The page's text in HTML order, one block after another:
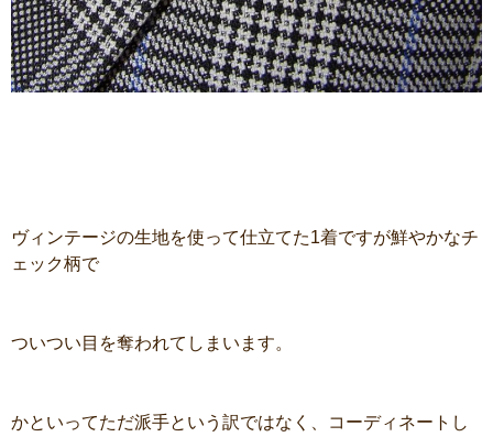
ヴィンテージの生地を使って仕立てた1着ですが鮮やかなチ
ェック柄で
ついつい目を奪われてしまいます。
かといってただ派手という訳ではなく、コーディネートし